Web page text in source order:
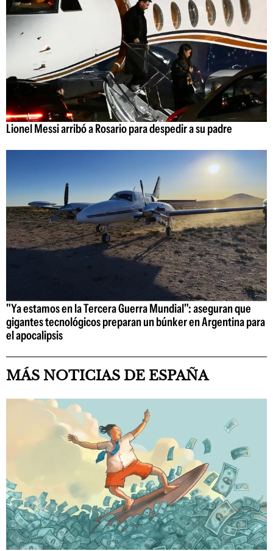
Lionel Messi arribó a Rosario para despedir a su padre
"Ya estamos en la Tercera Guerra Mundial": aseguran que
gigantes tecnológicos preparan un búnker en Argentina para
el apocalipsis
MÁS NOTICIAS DE ESPAÑA